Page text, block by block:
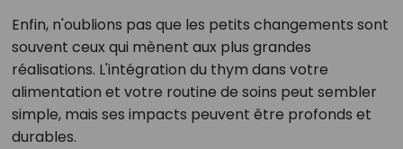
Enfin, n'oublions pas que les petits changements sont
souvent ceux qui mènent aux plus grandes
réalisations. L'intégration du thym dans votre
alimentation et votre routine de soins peut sembler
simple, mais ses impacts peuvent être profonds et
durables.